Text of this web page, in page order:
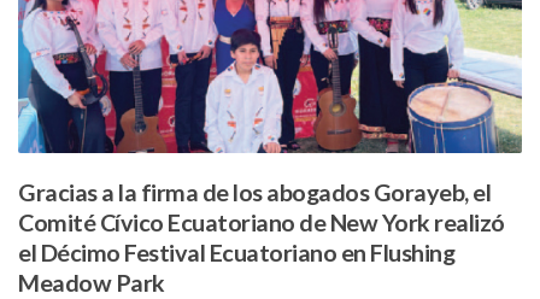
Gracias a la firma de los abogados Gorayeb, el
Comité Cívico Ecuatoriano de New York realizó
el Décimo Festival Ecuatoriano en Flushing
Meadow Park